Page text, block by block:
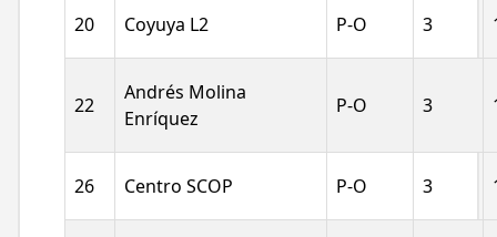
20 Coyuya L2 P-O 3
22
Andrés Molina
Enríquez
P-O 3
26 Centro SCOP P-O 3